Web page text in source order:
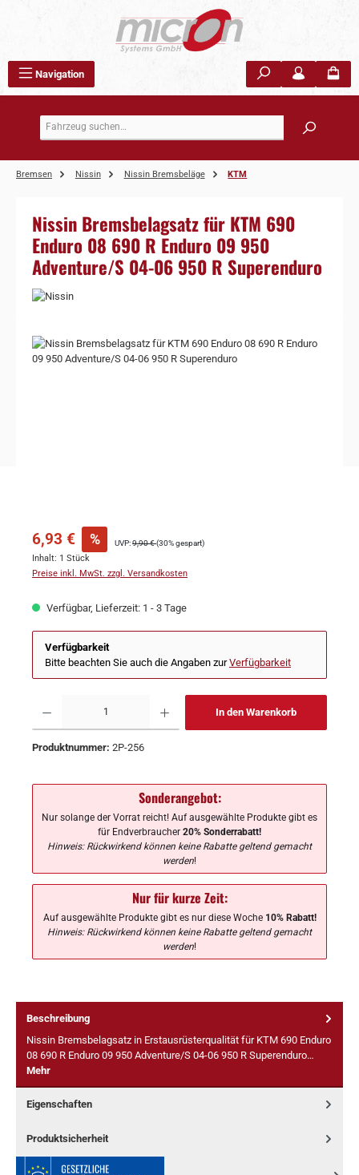
Navigation
Bremsen Nissin Nissin Bremsbeläge KTM
Nissin Bremsbelagsatz für KTM 690
Enduro 08 690 R Enduro 09 950
Adventure/S 04-06 950 R Superenduro
Bildergalerie überspringen
6,93 € % UVP:9,90 €(30% gespart)
Inhalt: 1 Stück
Preise inkl. MwSt. zzgl. Versandkosten
Verfügbar, Lieferzeit: 1 - 3 Tage
Verfügbarkeit
Bitte beachten Sie auch die Angaben zurVerfügbarkeit
In den Warenkorb
Produktnummer: 2P-256
Sonderangebot:
Nur solange der Vorrat reicht! Auf ausgewählte Produkte gibt es
für Endverbraucher 20% Sonderrabatt!
Hinweis: Rückwirkend können keine Rabatte geltend gemacht
werden!
Nur für kurze Zeit:
Auf ausgewählte Produkte gibt es nur diese Woche10% Rabatt!
Hinweis: Rückwirkend können keine Rabatte geltend gemacht
werden!
Beschreibung
Nissin Bremsbelagsatz in Erstausrüsterqualität für KTM 690 Enduro
08 690 R Enduro 09 950 Adventure/S 04-06 950 R Superenduro…
Mehr
Eigenschaften
Produktsicherheit